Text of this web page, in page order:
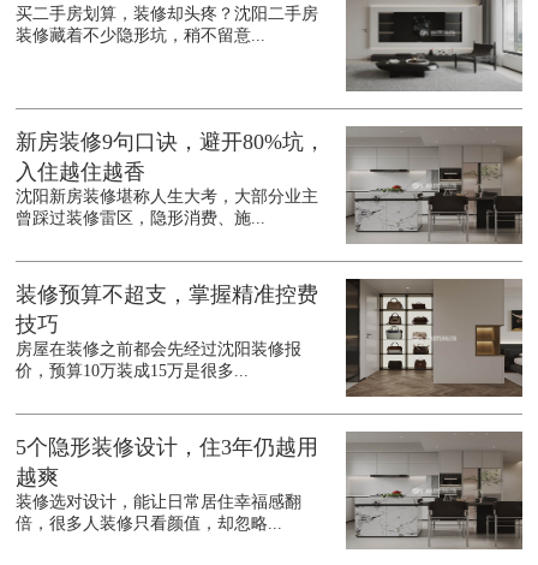
买二手房划算，装修却头疼？沈阳二手房
装修藏着不少隐形坑，稍不留意...
新房装修9句口诀，避开80%坑，
入住越住越香
沈阳新房装修堪称人生大考，大部分业主
曾踩过装修雷区，隐形消费、施...
装修预算不超支，掌握精准控费
技巧
房屋在装修之前都会先经过沈阳装修报
价，预算10万装成15万是很多...
5个隐形装修设计，住3年仍越用
越爽
装修选对设计，能让日常居住幸福感翻
倍，很多人装修只看颜值，却忽略...